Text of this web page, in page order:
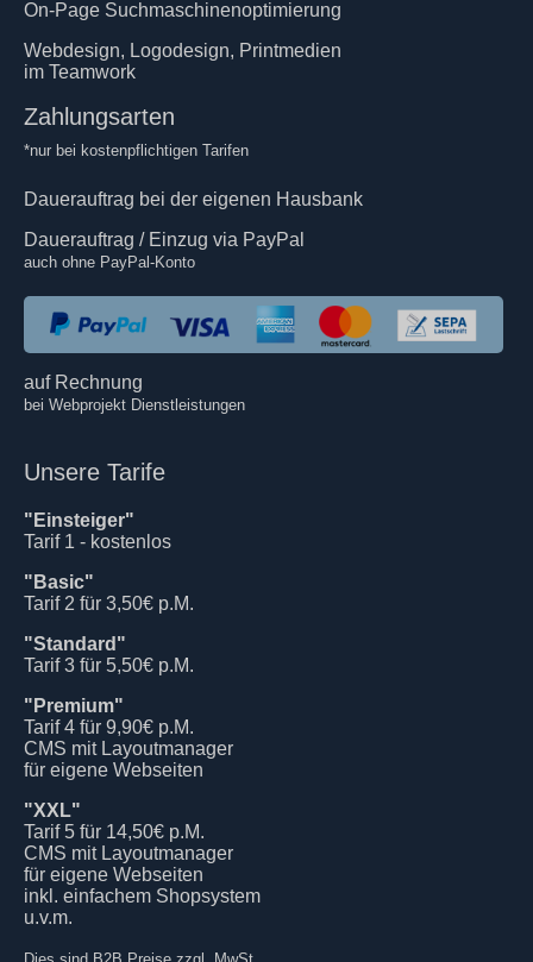
On-Page Suchmaschinenoptimierung
Webdesign, Logodesign, Printmedien
im Teamwork
Zahlungsarten
*nur bei kostenpflichtigen Tarifen
Dauerauftrag bei der eigenen Hausbank
Dauerauftrag / Einzug via PayPal
auch ohne PayPal-Konto
auf Rechnung
bei Webprojekt Dienstleistungen
Unsere Tarife
"Einsteiger"
Tarif 1 - kostenlos
"Basic"
Tarif 2 für 3,50€ p.M.
"Standard"
Tarif 3 für 5,50€ p.M.
"Premium"
Tarif 4 für 9,90€ p.M.
CMS mit Layoutmanager
für eigene Webseiten
"XXL"
Tarif 5 für 14,50€ p.M.
CMS mit Layoutmanager
für eigene Webseiten
inkl. einfachem Shopsystem
u.v.m.